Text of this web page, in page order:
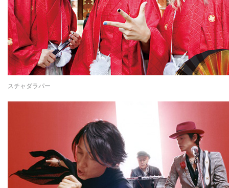
スチャダラパー